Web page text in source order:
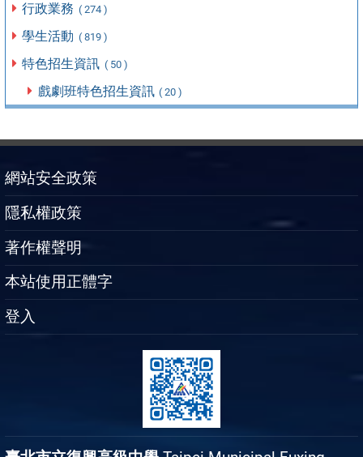
行政業務 ( 274 )
學生活動 ( 819 )
特色招生資訊 ( 50 )
戲劇班特色招生資訊 ( 20 )
網站安全政策
隱私權政策
著作權聲明
本站使用正體字
登入